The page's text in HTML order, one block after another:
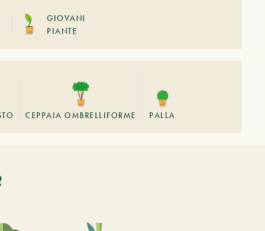
GIOVANI
PIANTE
CEPPAIA OMBRELLIFORME PALLA